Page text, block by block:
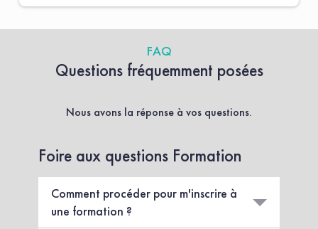
FAQ
Questions fréquemment posées
Nous avons la réponse à vos questions.
Foire aux questions Formation
Comment procéder pour m'inscrire à
une formation ?